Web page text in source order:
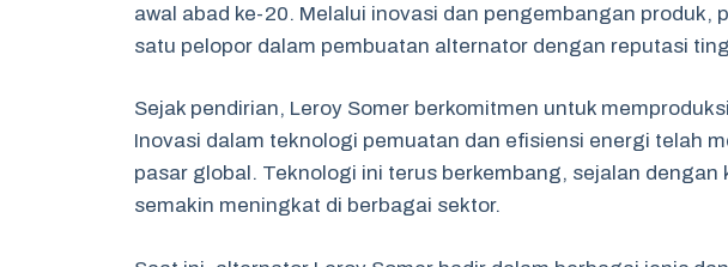
awal abad ke-20. Melalui inovasi dan pengembangan produk,
satu pelopor dalam pembuatan alternator dengan reputasi
Sejak pendirian, Leroy Somer berkomitmen untuk
Inovasi dalam teknologi pemuatan dan efisiensi energi telah
pasar global. Teknologi ini terus berkembang, sejalan dengan
semakin meningkat di berbagai sektor.